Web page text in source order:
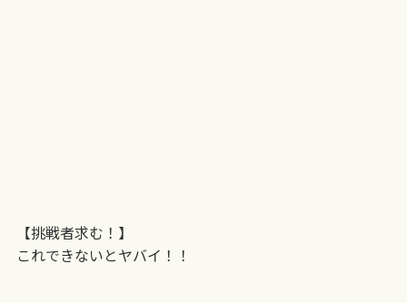
【挑戦者求む！】
これできないとヤバイ！！